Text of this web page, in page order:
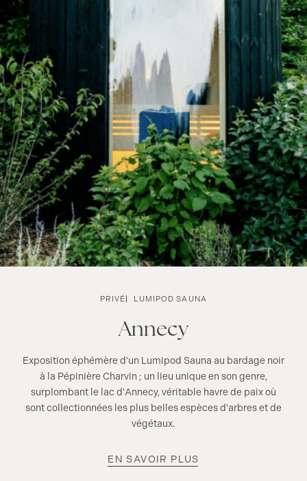
PRIVÉ LUMIPOD SAUNA
Annecy
Exposition éphémère d'un Lumipod Sauna au bardage noir
à la Pépinière Charvin ; un lieu unique en son genre,
surplombant le lac d'Annecy, véritable havre de paix où
sont collectionnées les plus belles espèces d'arbres et de
végétaux.
EN SAVOIR PLUS